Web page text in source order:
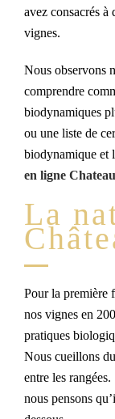
avez consacrés à
vignes.
Nous observons
comprendre
biodynamiques
ou une liste de
biodynamique et
en ligne
La
Pour la première
nos vignes en
pratiques
Nous cueillons
entre les
nous pensons